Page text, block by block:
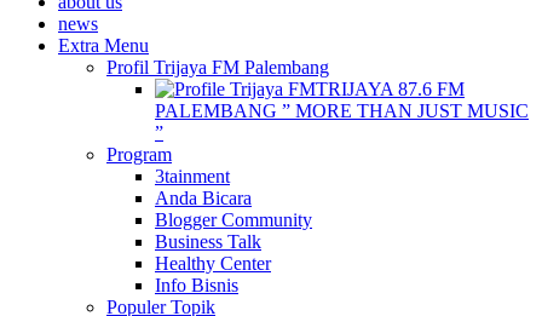
news
Extra Menu
Profil Trijaya FM Palembang
TRIJAYA 87.6 FM
PALEMBANG ” MORE THAN JUST MUSIC
”
Program
3tainment
Anda Bicara
Blogger Community
Business Talk
Healthy Center
Info Bisnis
Populer Topik